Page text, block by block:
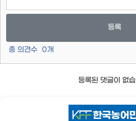
등록
총 의견수 0개
등록된 댓글이 없